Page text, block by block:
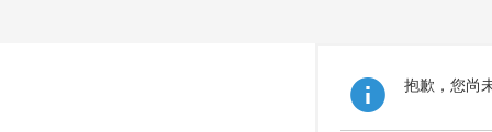
抱歉，您尚